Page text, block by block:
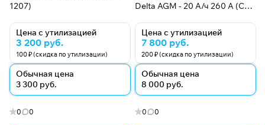
1207)
Цена с утилизацией
3 200 руб.
100 ₽ (скидка по утилизации)
Обычная цена
3 300 руб.
0 0
Delta AGM - 20 А/ч 260 А (CT
Цена с утилизацией
7 800 руб.
200 ₽ (скидка по утилизации)
Обычная цена
8 000 руб.
0 0